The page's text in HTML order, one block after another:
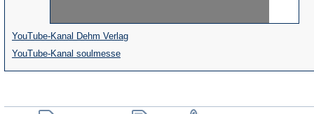
YouTube-Kanal Dehm Verlag(Öffnet
einem
Tab)
YouTube-Kanal soulmesse(Öffnet
in
neuen